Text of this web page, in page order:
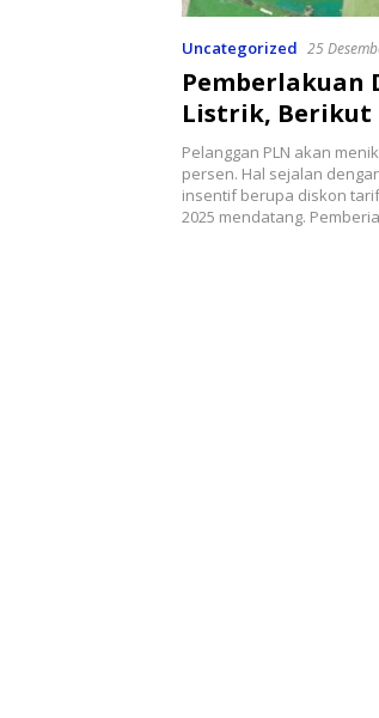
Uncategorized 25
Pemberlakuan
Listrik, Berikut
Pelanggan PLN akan
persen. Hal sejalan
insentif berupa diskon
2025 mendatang.